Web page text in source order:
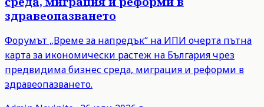
здравеопазването
Форумът „Време за напредък“ на ИПИ очерта пътна
карта за икономически растеж на България чрез
предвидима бизнес среда, миграция и реформи в
здравеопазването.